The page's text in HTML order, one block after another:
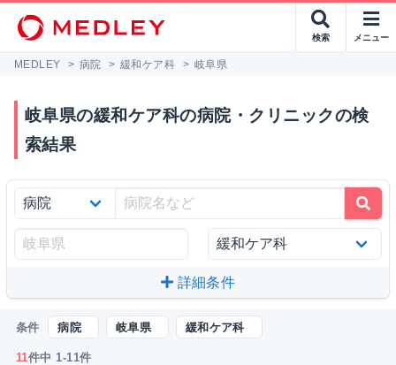
検索 メニュー
MEDLEY > 病院 > 緩和ケア科 > 岐阜県
岐阜県の緩和ケア科の病院・クリニックの検
索結果
詳細条件
条件 病院 岐阜県 緩和ケア科
11件中 1-11件